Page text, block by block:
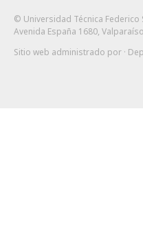
© Universidad Técnica Federico
Avenida España 1680, Valparaíso
Sitio web administrado por ·